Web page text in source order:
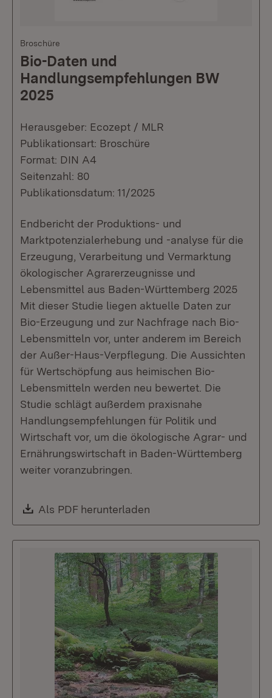
Broschüre
Bio-Daten und
Handlungsempfehlungen BW
2025
Herausgeber: Ecozept / MLR
Publikationsart: Broschüre
Format: DIN A4
Seitenzahl: 80
Publikationsdatum: 11/2025
Endbericht der Produktions- und
Marktpotenzialerhebung und -analyse für die
Erzeugung, Verarbeitung und Vermarktung
ökologischer Agrarerzeugnisse und
Lebensmittel aus Baden-Württemberg 2025
Mit dieser Studie liegen aktuelle Daten zur
Bio-Erzeugung und zur Nachfrage nach Bio-
Lebensmitteln vor, unter anderem im Bereich
der Außer-Haus-Verpflegung. Die Aussichten
für Wertschöpfung aus heimischen Bio-
Lebensmitteln werden neu bewertet. Die
Studie schlägt außerdem praxisnahe
Handlungsempfehlungen für Politik und
Wirtschaft vor, um die ökologische Agrar- und
Ernährungswirtschaft in Baden-Württemberg
weiter voranzubringen.
Download:
Als PDF herunterladen